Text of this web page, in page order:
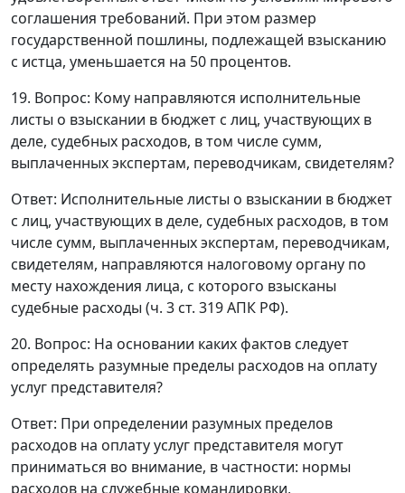
соглашения требований. При этом размер
государственной пошлины, подлежащей взысканию
с истца, уменьшается на 50 процентов.
19. Вопрос: Кому направляются исполнительные
листы о взыскании в бюджет с лиц, участвующих в
деле, судебных расходов, в том числе сумм,
выплаченных экспертам, переводчикам, свидетелям?
Ответ: Исполнительные листы о взыскании в бюджет
с лиц, участвующих в деле, судебных расходов, в том
числе сумм, выплаченных экспертам, переводчикам,
свидетелям, направляются налоговому органу по
месту нахождения лица, с которого взысканы
судебные расходы (ч. 3 ст. 319АПК РФ).
20. Вопрос: На основании каких фактов следует
определять разумные пределы расходов на оплату
услуг представителя?
Ответ: При определении разумных пределов
расходов на оплату услуг представителя могут
приниматься во внимание, в частности: нормы
расходов на служебные командировки,